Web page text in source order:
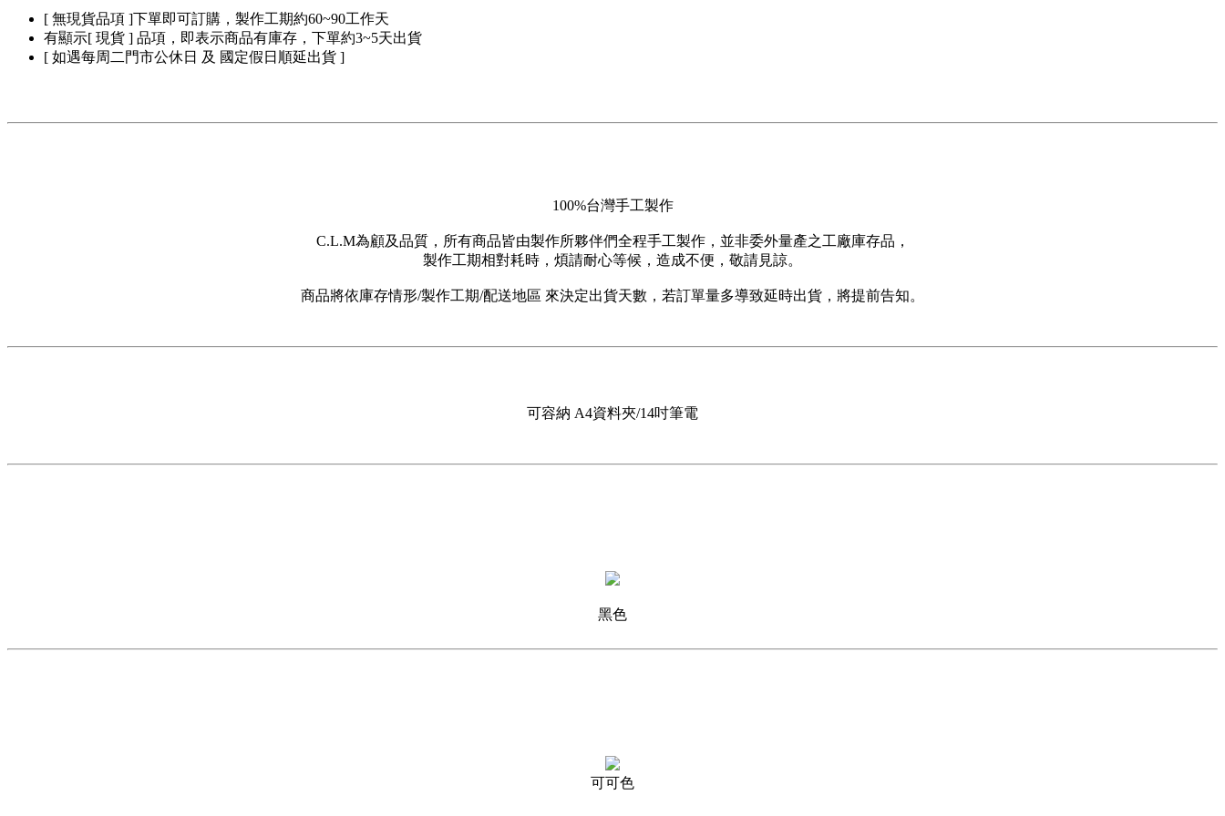
[ 無現貨品項 ]下單即可訂購，製作工期約60~90工作天
有顯示[ 現貨 ] 品項，即表示商品有庫存，下單約3~5天出貨
[ 如遇每周二門市公休日 及 國定假日順延出貨 ]
100%台灣手工製作
C.L.M為顧及品質，所有商品皆由製作所夥伴們全程手工製作，並非委外量產之工廠庫存品，
製作工期相對耗時，煩請耐心等候，造成不便，敬請見諒。
商品將依庫存情形/製作工期/配送地區 來決定出貨天數，若訂單量多導致延時出貨，將提前告知。
可容納 A4資料夾/14吋筆電
黑色
可可色